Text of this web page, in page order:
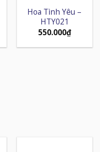
Hoa Tình Yêu –
HTY021
550.000₫